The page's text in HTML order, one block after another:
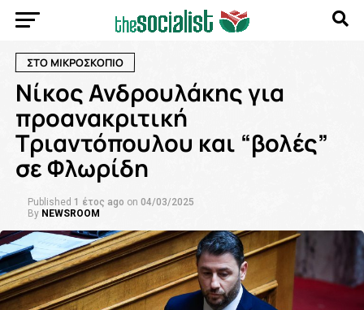
ΣΤΟ ΜΙΚΡΟΣΚΟΠΙΟ
Νίκος Ανδρουλάκης για
προανακριτική
Τριαντόπουλου και “βολές”
σε Φλωρίδη
Published 1 έτος ago on 04/03/2025
By NEWSROOM